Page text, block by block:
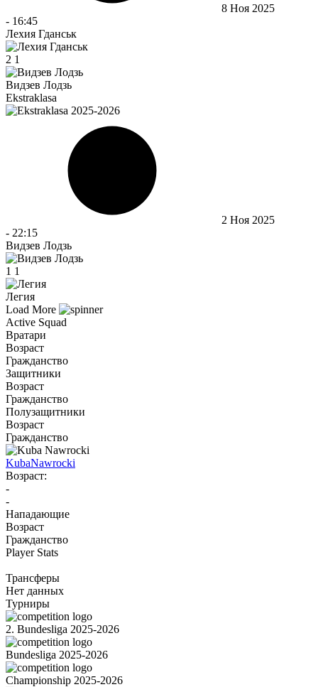
8 Ноя 2025
- 16:45
Лехия Гданськ
2 1
Видзев Лодзь
Ekstraklasa
2 Ноя 2025
- 22:15
Видзев Лодзь
1 1
Легия
Load More
Active Squad
Вратари
Возраст
Гражданство
Защитники
Возраст
Гражданство
Полузащитники
Возраст
Гражданство
KubaNawrocki
Возраст:
-
-
Нападающие
Возраст
Гражданство
Player Stats
Трансферы
Нет данных
Турниры
2. Bundesliga 2025-2026
Bundesliga 2025-2026
Championship 2025-2026